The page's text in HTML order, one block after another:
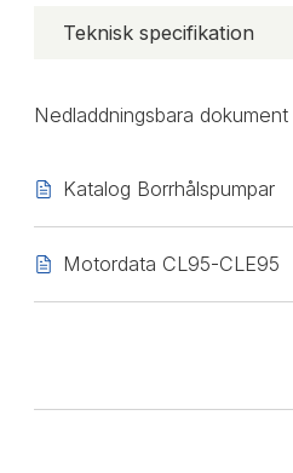
Teknisk specifikation
Nedladdningsbara dokument
Katalog Borrhålspumpar
Motordata CL95-CLE95